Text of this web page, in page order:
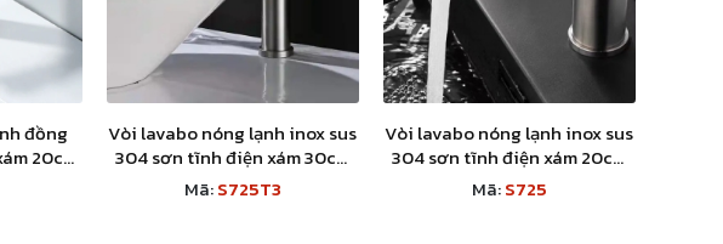
đồng
20cm
Vòi lavabo nóng lạnh inox sus
304 sơn tĩnh điện xám 30cm
S725T3
Mã:S725T3
Vòi lavabo nóng lạnh inox sus
304 sơn tĩnh điện xám 20cm
S725
Mã:S725